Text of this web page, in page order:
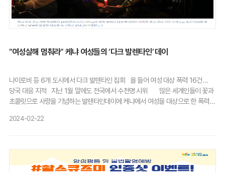
쥐었다.(한국일보. 2024.9.6. 보도)
1975년 UN이 세계 여성의 날을 기념하면서부터다. UN이 세계 여성의 날마다
주제를 선정하게 된 건 1996년으로, 당시 주제는 '과거를 기념하며 미래를
계획하다'였다.그렇게 세계 여성의 날은 여성들이 사회, 정치, 경제 분야에서
뿌리는 계속 이어져 성 불평등에 대한 대중들의 인식을 높이고자 여러 시위와
파업이 조직되곤 한다.왜 3월 8일인가?제트킨이 세계 여성의 날을 처음 제안했을
1917년, 러시아 여성 노동자들은 '빵과 평화'를 외치며 대규모 파업 시위를 벌였다.
그렇게 시위 4일 만에 러시아의 차르가 폐위됐으며, 여성들은 임시 정부로부터
투표권을 얻어냈다.해당 시위가 시작된 날이 당시 러시아에서 사용되던
그레고리력으로 계산하면 3월 8일이 된다.세계 여성의 날을 상징하는 색은?세계
순수함을 상징하지만, 이는 논쟁의 여지가 있는 부분이다. 이러한 상징색은
1908년 영국의 '여성사회정치연합(WSPU)'에서 유래했다"는 설명이다.'세계
“여성살해 멈춰라” 케냐 여성들의 ‘다크 발렌타인’ 데이
나이로비 등 6개 도시에서 다크 발렌타인 집회 올 들어 여성 대상 폭력 16건…
당국 대응 지적 지난 1월 말에도 전국에서 수천명 시위 많은 세계인들이 꽃과
초콜릿으로 사랑을 기념하는 발렌타인데이에 케냐에서 여성을 대상으로 한 폭력을
나이로비대학 광장에는 검은 옷을 입고 촛불과 빨간 장미를 든 여성 수백명이
여성살해(페미사이드)가 급증한 현실에 대해 국가비상사태를 선포하고 여성살해
무관용 원칙 선언 등 대응책을 마련하라 요구했다. 1000개 이상 사회운동
2024-02-22